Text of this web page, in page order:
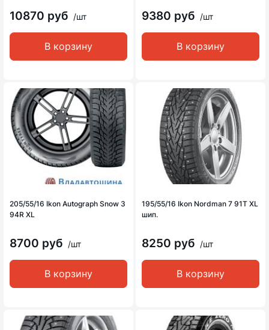
10870 руб /шт
В корзину
9380 руб /шт
В корзину
205/55/16 Ikon Autograph Snow 3
94R XL
8700 руб /шт
В корзину
195/55/16 Ikon Nordman 7 91T XL
шип.
8250 руб /шт
В корзину